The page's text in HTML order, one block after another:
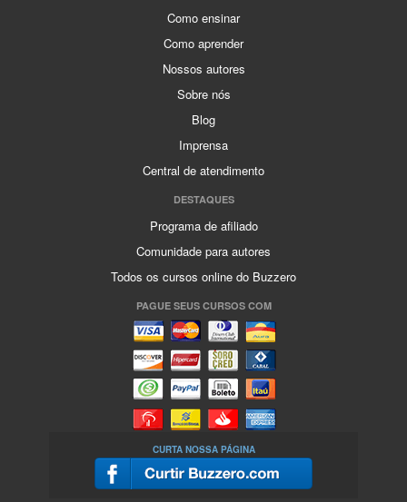
Como ensinar
Como aprender
Nossos autores
Sobre nós
Blog
Imprensa
Central de atendimento
DESTAQUES
Programa de afiliado
Comunidade para autores
Todos os cursos online do Buzzero
PAGUE SEUS CURSOS COM
CURTA NOSSA PÁGINA